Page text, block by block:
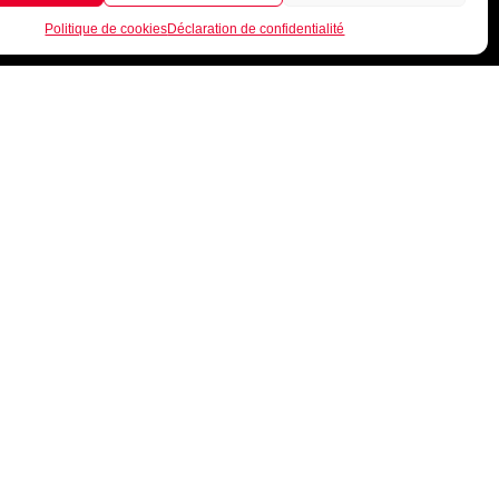
Politique de cookiesDéclaration de confidentialité